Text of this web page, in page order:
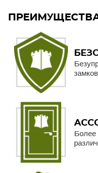
Более